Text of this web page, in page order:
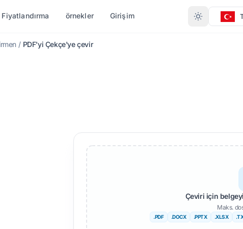
(.IDML)
InDesign'dan PDF'ye
XLSX'den PDF'ye
TXT'den XLSX'ye
dönüştürücü
JPG'den PDF'ye
JPEG'den PDF'ye
İbranice
Amharca
Fiyatlandırma örnekler Girişim
/ PDF'yi Çekçe'ye çevir
Çeviri için
Maks.
.PDF .DOCX .PPTX .XLSX